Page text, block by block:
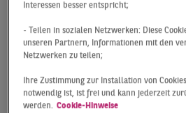
Retail-Sektor im Jahres-
der Gesamtbetrachtung zwar
Investments abgeben (rund
Vorjahresvergleich mit
Umsatzsprung geht
Einzelhandelssparte, was als
positiven Trend der
Interessen besser entspricht;
- Teilen in sozialen Netzwerken: Diese
unseren Partnern, Informationen mit den
Netzwerken zu teilen;
Ihre Zustimmung zur Installation von
notwendig ist, ist frei und kann jederzeit
werden. Cookie-Hinweise